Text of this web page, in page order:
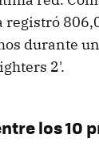
registró
durante
2'.
los 10